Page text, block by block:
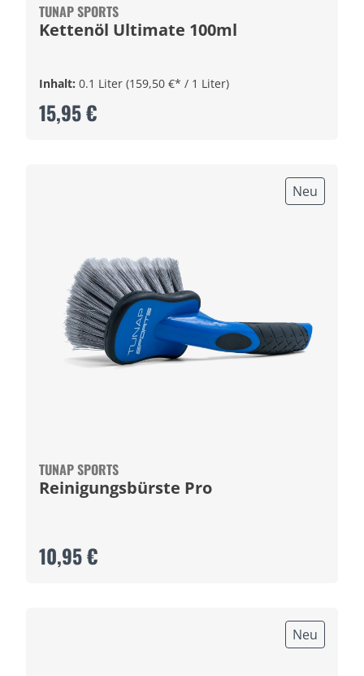
TUNAP SPORTS
Kettenöl Ultimate 100ml
Inhalt: 0.1 Liter (159,50 €* / 1 Liter)
15,95 €
Neu
TUNAP SPORTS
Reinigungsbürste Pro
10,95 €
Neu